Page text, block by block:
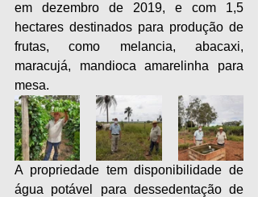
em dezembro de 2019, e com 1,5
hectares destinados para produção de
frutas, como melancia, abacaxi,
maracujá, mandioca amarelinha para
mesa.
A propriedade tem disponibilidade de
água potável para dessedentação de